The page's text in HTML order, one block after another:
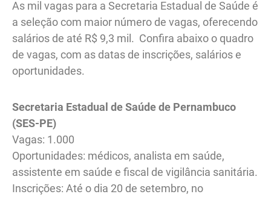
As mil vagas para a Secretaria Estadual de Saúde é
a seleção com maior número de vagas, oferecendo
salários de até R$ 9,3 mil. Confira abaixo o quadro
de vagas, com as datas de inscrições, salários e
oportunidades.
Secretaria Estadual de Saúde de Pernambuco
(SES-PE)
Vagas: 1.000
Oportunidades: médicos, analista em saúde,
assistente em saúde e fiscal de vigilância sanitária.
Inscrições: Até o dia 20 de setembro, no